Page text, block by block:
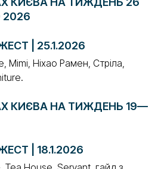
| 25.1.2026
Mimi, Ніхао Рамен, Стріла,
КИЄВА НА ТИЖДЕНЬ 19—
| 18.1.2026